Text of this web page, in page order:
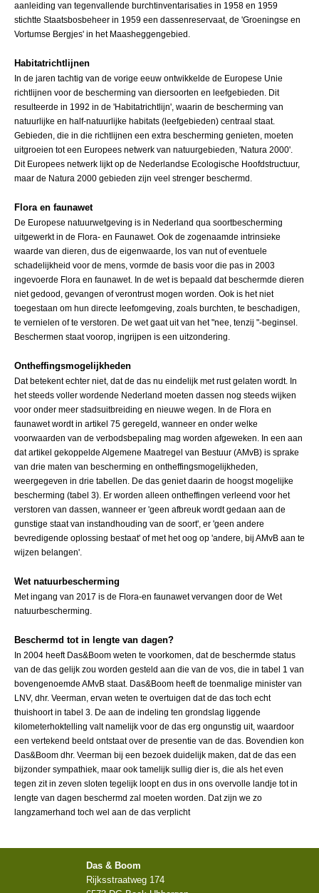
aanleiding van tegenvallende burchtinventarisaties in 1958 en 1959
stichtte Staatsbosbeheer in 1959 een dassenreservaat, de 'Groeningse en
Vortumse Bergjes' in het Maasheggengebied.
Habitatrichtlijnen
In de jaren tachtig van de vorige eeuw ontwikkelde de Europese Unie
richtlijnen voor de bescherming van diersoorten en leefgebieden. Dit
resulteerde in 1992 in de 'Habitatrichtlijn', waarin de bescherming van
natuurlijke en half-natuurlijke habitats (leefgebieden) centraal staat.
Gebieden, die in die richtlijnen een extra bescherming genieten, moeten
uitgroeien tot een Europees netwerk van natuurgebieden, 'Natura 2000'.
Dit Europees netwerk lijkt op de Nederlandse Ecologische Hoofdstructuur,
maar de Natura 2000 gebieden zijn veel strenger beschermd.
Flora en faunawet
De Europese natuurwetgeving is in Nederland qua soortbescherming
uitgewerkt in de Flora- en Faunawet. Ook de zogenaamde intrinsieke
waarde van dieren, dus de eigenwaarde, los van nut of eventuele
schadelijkheid voor de mens, vormde de basis voor die pas in 2003
ingevoerde Flora en faunawet. In de wet is bepaald dat beschermde dieren
niet gedood, gevangen of verontrust mogen worden. Ook is het niet
toegestaan om hun directe leefomgeving, zoals burchten, te beschadigen,
te vernielen of te verstoren. De wet gaat uit van het "nee, tenzij "-beginsel.
Beschermen staat voorop, ingrijpen is een uitzondering.
Ontheffingsmogelijkheden
Dat betekent echter niet, dat de das nu eindelijk met rust gelaten wordt. In
het steeds voller wordende Nederland moeten dassen nog steeds wijken
voor onder meer stadsuitbreiding en nieuwe wegen. In de Flora en
faunawet wordt in artikel 75 geregeld, wanneer en onder welke
voorwaarden van de verbodsbepaling mag worden afgeweken. In een aan
dat artikel gekoppelde Algemene Maatregel van Bestuur (AMvB) is sprake
van drie maten van bescherming en ontheffingsmogelijkheden,
weergegeven in drie tabellen. De das geniet daarin de hoogst mogelijke
bescherming (tabel 3). Er worden alleen ontheffingen verleend voor het
verstoren van dassen, wanneer er 'geen afbreuk wordt gedaan aan de
gunstige staat van instandhouding van de soort', er 'geen andere
bevredigende oplossing bestaat' of met het oog op 'andere, bij AMvB aan te
wijzen belangen'.
Wet natuurbescherming
Met ingang van 2017 is de Flora-en faunawet vervangen door de Wet
natuurbescherming.
Beschermd tot in lengte van dagen?
In 2004 heeft Das&Boom weten te voorkomen, dat de beschermde status
van de das gelijk zou worden gesteld aan die van de vos, die in tabel 1 van
bovengenoemde AMvB staat. Das&Boom heeft de toenmalige minister van
LNV, dhr. Veerman, ervan weten te overtuigen dat de das toch echt
thuishoort in tabel 3. De aan de indeling ten grondslag liggende
kilometerhoktelling valt namelijk voor de das erg ongunstig uit, waardoor
een vertekend beeld ontstaat over de presentie van de das. Bovendien kon
Das&Boom dhr. Veerman bij een bezoek duidelijk maken, dat de das een
bijzonder sympathiek, maar ook tamelijk sullig dier is, die als het even
tegen zit in zeven sloten tegelijk loopt en dus in ons overvolle landje tot in
lengte van dagen beschermd zal moeten worden. Dat zijn we zo
langzamerhand toch wel aan de das verplicht
Das & Boom
Rijksstraatweg 174